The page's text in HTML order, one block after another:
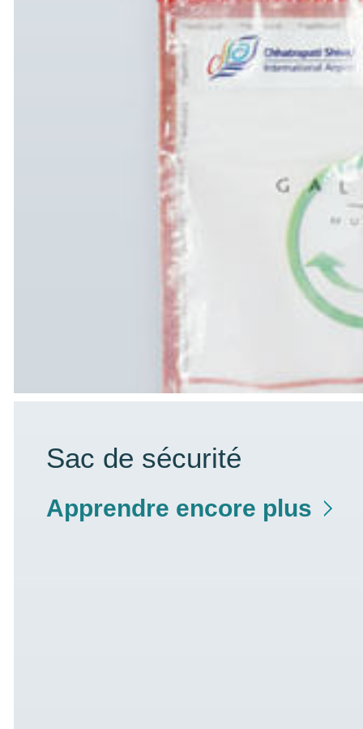
Sac de sécurité
Apprendre encore plus